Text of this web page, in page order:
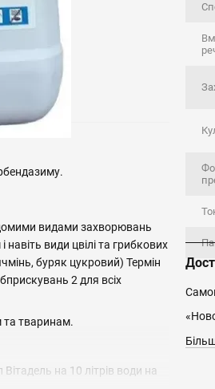
видами захворювань
навіть види цвілі та грибкових
буряк цукровий) Термін
2 для всіх
та тваринам.
на 10 літрів води на